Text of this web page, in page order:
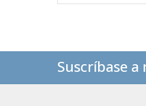
Suscríbase